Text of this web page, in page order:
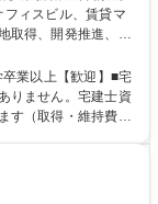
取得、開発推進、賃
いて事務業務を担当
払、支払管理、請
算作成及び予実管
日
業以上【歓迎】■宅
りません。宅建士資
す（取得・維持費用
業務に取り組める
を意識したスケジュ